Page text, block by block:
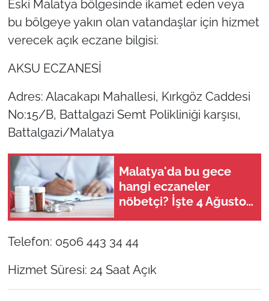
Eski Malatya bölgesinde ikamet eden veya
bu bölgeye yakın olan vatandaşlar için hizmet
verecek açık eczane bilgisi:
AKSU ECZANESİ
Adres: Alacakapı Mahallesi, Kırkgöz Caddesi
No:15/B, Battalgazi Semt Polikliniği karşısı,
Battalgazi/Malatya
Malatya'da bu gece
hangi eczaneler
nöbetçi? İşte 4 Ağustos
Telefon: 0506 443 34 44
Hizmet Süresi: 24 Saat Açık